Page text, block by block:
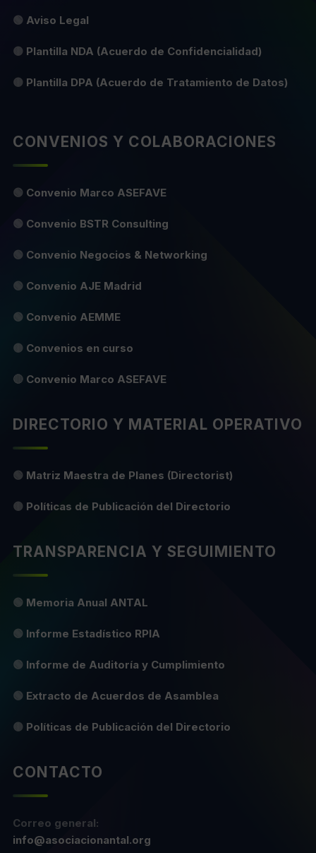
🟢 Aviso Legal
🟡 Plantilla NDA (Acuerdo de Confidencialidad)
🟡 Plantilla DPA (Acuerdo de Tratamiento de Datos)
CONVENIOS Y COLABORACIONES
🟢 Convenio Marco ASEFAVE
🟢 Convenio BSTR Consulting
🟢 Convenio Negocios & Networking
🟢 Convenio AJE Madrid
🟢 Convenio AEMME
🟡 Convenios en curso
🔴 Convenio Marco ASEFAVE
DIRECTORIO Y MATERIAL OPERATIVO
🟢 Matriz Maestra de Planes (Directorist)
🟡 Políticas de Publicación del Directorio
TRANSPARENCIA Y SEGUIMIENTO
🟢 Memoria Anual ANTAL
🟢 Informe Estadístico RPIA
🟢 Informe de Auditoría y Cumplimiento
🟢 Extracto de Acuerdos de Asamblea
🟡 Políticas de Publicación del Directorio
CONTACTO
Correo general:
info@asociacionantal.org